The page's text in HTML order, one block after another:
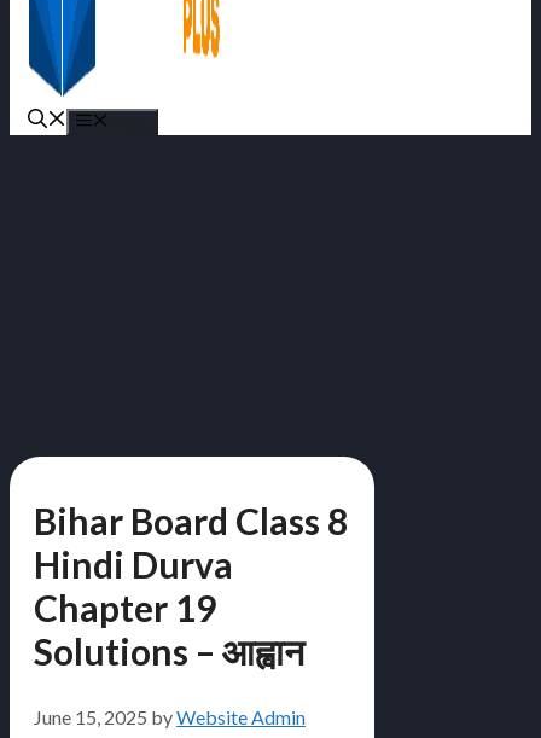
Bihar Board Class 8
Hindi Durva
Chapter 19
Solutions – आह्वान
June 15, 2025 byWebsite Admin